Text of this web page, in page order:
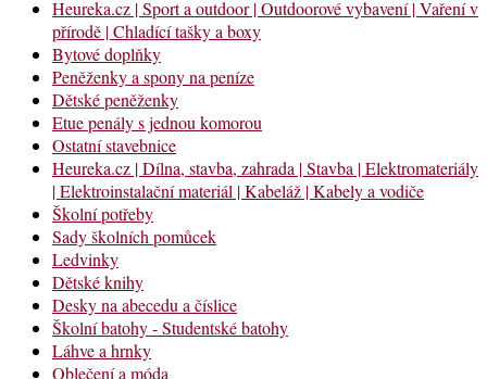
Heureka.cz | Sport a outdoor | Outdoorové vybavení | Vaření v
přírodě | Chladící tašky a boxy
Bytové doplňky
Peněženky a spony na peníze
Dětské peněženky
Etue penály s jednou komorou
Ostatní stavebnice
Heureka.cz | Dílna, stavba, zahrada | Stavba | Elektromateriály
| Elektroinstalační materiál | Kabeláž | Kabely a vodiče
Školní potřeby
Sady školních pomůcek
Ledvinky
Dětské knihy
Desky na abecedu a číslice
Školní batohy - Studentské batohy
Láhve a hrnky
Oblečení a móda